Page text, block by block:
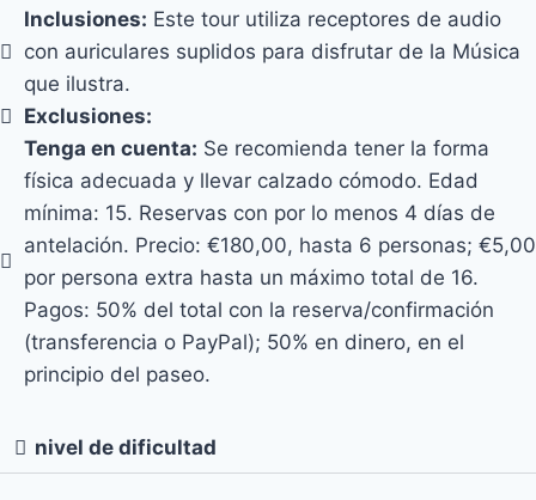
Inclusiones: Este tour utiliza receptores de audio
con auriculares suplidos para disfrutar de la Música
que ilustra.
Exclusiones:
Tenga en cuenta: Se recomienda tener la forma
física adecuada y llevar calzado cómodo. Edad
mínima: 15. Reservas con por lo menos 4 días de
antelación. Precio: €180,00, hasta 6 personas; €5,00
por persona extra hasta un máximo total de 16.
Pagos: 50% del total con la reserva/confirmación
(transferencia o PayPal); 50% en dinero, en el
principio del paseo.
nivel de dificultad